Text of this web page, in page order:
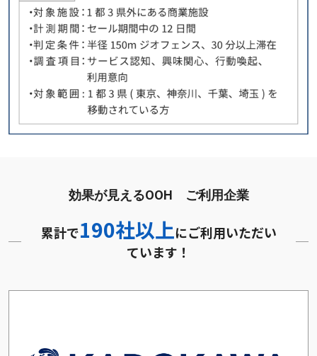
効果が見えるOOH ご利用企業
累計で190社以上にご利用いただい
ています！